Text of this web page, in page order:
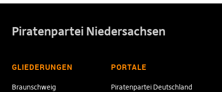
Piratenpartei Niedersachsen
GLIEDERUNGEN
Braunschweig
PORTALE
Piratenpartei Deutschland